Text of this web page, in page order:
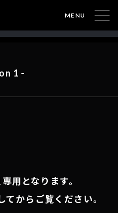
MENU
1 -
用となります。
てからご覧ください。